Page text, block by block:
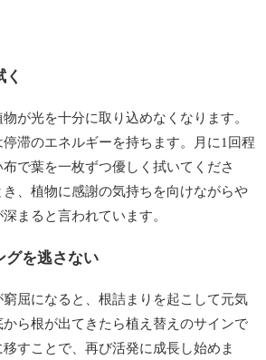
が光を十分に取り込めなくなります。
滞のエネルギーを持ちます。月に1回程
で葉を一枚ずつ優しく拭いてくださ
、植物に感謝の気持ちを向けながらや
まると言われています。
グを逃さない
屈になると、根詰まりを起こして元気
ら根が出てきたら植え替えのサインで
すことで、再び活発に成長し始めま